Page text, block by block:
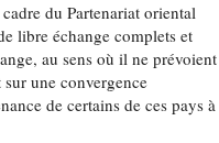
du Partenariat oriental
libre échange complets et
au sens où il ne prévoient
une convergence
de certains de ces pays à